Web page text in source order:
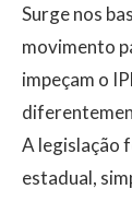
Surge nos
movimento
impeçam o
A legislação
estadual,